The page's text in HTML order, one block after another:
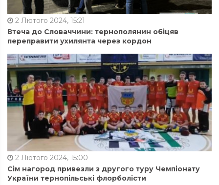
2 Лютого 2024, 15:21
Втеча до Словаччини: тернополянин обіцяв
переправити ухилянта через кордон
2 Лютого 2024, 15:00
Сім нагород привезли з другого туру Чемпіонату
України тернопільські флорболісти